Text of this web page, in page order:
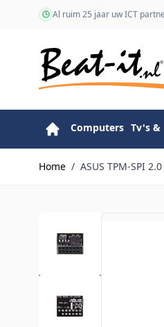
Ga naar de inhoudAl ruim 25 jaar uw ICT
Computers Tv's
Home / ASUS TPM-SPI 2.0